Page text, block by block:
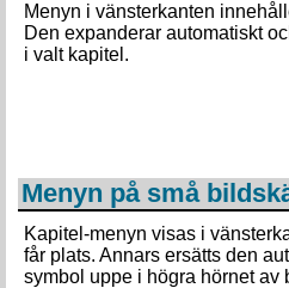
Menyn i vänsterkanten
Den expanderar automatiskt
i valt kapitel.
Menyn på små
Kapitel-menyn visas i
får plats. Annars ersätts den
symbol uppe i högra hörnet av